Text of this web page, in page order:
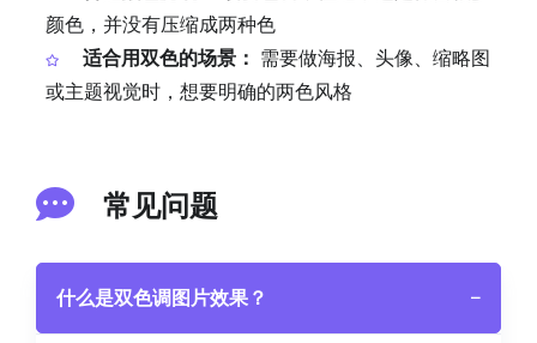
颜色，并没有压缩成两种色
适合用双色的场景： 需要做海报、头像、缩略图
或主题视觉时，想要明确的两色风格
常见问题
什么是双色调图片效果？ −